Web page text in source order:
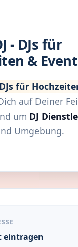
- DJs für
&
DJs für
auf Deiner
um DJ
Umgebung.
eintragen